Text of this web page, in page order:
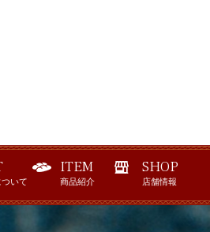
いて
ITEM
商品紹介
SHOP
店舗情報